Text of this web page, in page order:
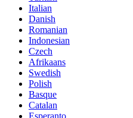
Italian
Danish
Romanian
Indonesian
Czech
Afrikaans
Swedish
Polish
Basque
Catalan
Esperanto